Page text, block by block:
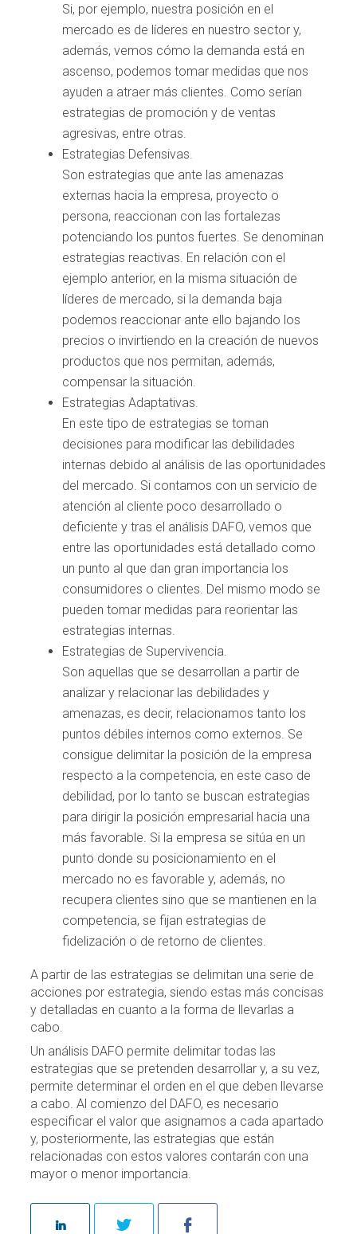
Si, por ejemplo, nuestra posición en el
mercado es de líderes en nuestro sector y,
además, vemos cómo la demanda está en
ascenso, podemos tomar medidas que nos
ayuden a atraer más clientes. Como serían
estrategias de promoción y de ventas
agresivas, entre otras.
Estrategias Defensivas.
Son estrategias que ante las amenazas
externas hacia la empresa, proyecto o
persona, reaccionan con las fortalezas
potenciando los puntos fuertes. Se denominan
estrategias reactivas. En relación con el
ejemplo anterior, en la misma situación de
líderes de mercado, si la demanda baja
podemos reaccionar ante ello bajando los
precios o invirtiendo en la creación de nuevos
productos que nos permitan, además,
compensar la situación.
Estrategias Adaptativas.
En este tipo de estrategias se toman
decisiones para modificar las debilidades
internas debido al análisis de las oportunidades
del mercado. Si contamos con un servicio de
atención al cliente poco desarrollado o
deficiente y tras el análisis DAFO, vemos que
entre las oportunidades está detallado como
un punto al que dan gran importancia los
consumidores o clientes. Del mismo modo se
pueden tomar medidas para reorientar las
estrategias internas.
Estrategias de Supervivencia.
Son aquellas que se desarrollan a partir de
analizar y relacionar las debilidades y
amenazas, es decir, relacionamos tanto los
puntos débiles internos como externos. Se
consigue delimitar la posición de la empresa
respecto a la competencia, en este caso de
debilidad, por lo tanto se buscan estrategias
para dirigir la posición empresarial hacia una
más favorable. Si la empresa se sitúa en un
punto donde su posicionamiento en el
mercado no es favorable y, además, no
recupera clientes sino que se mantienen en la
competencia, se fijan estrategias de
fidelización o de retorno de clientes.
A partir de las estrategias se delimitan una serie de
acciones por estrategia, siendo estas más concisas
y detalladas en cuanto a la forma de llevarlas a
cabo.
Un análisis DAFO permite delimitar todas las
estrategias que se pretenden desarrollar y, a su vez,
permite determinar el orden en el que deben llevarse
a cabo. Al comienzo del DAFO, es necesario
especificar el valor que asignamos a cada apartado
y, posteriormente, las estrategias que están
relacionadas con estos valores contarán con una
mayor o menor importancia.